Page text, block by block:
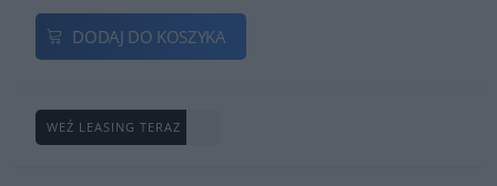
DODAJ DO KOSZYKA
WEŹ LEASING TERAZ